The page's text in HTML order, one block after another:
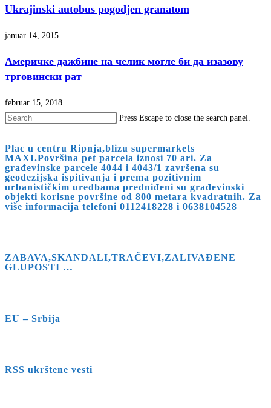
Ukrajinski autobus pogodjen granatom
januar 14, 2015
Америчке дажбине на челик могле би да изазову
трговински рат
februar 15, 2018
Press Escape to close the search panel.
Plac u centru Ripnja,blizu supermarkets
MAXI.Površina pet parcela iznosi 70 ari. Za
građevinske parcele 4044 i 4043/1 završena su
geodezijska ispitivanja i prema pozitivnim
urbanističkim uredbama predniđeni su građevinski
objekti korisne površine od 800 metara kvadratnih. Za
više informacija telefoni 0112418228 i 0638104528
ZABAVA,SKANDALI,TRAČEVI,ZALIVAĐENE
GLUPOSTI …
EU – Srbija
RSS ukrštene vesti